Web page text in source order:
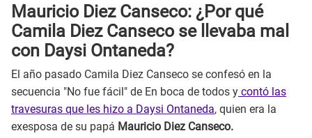
Mauricio Diez Canseco: ¿Por qué
Camila Diez Canseco se llevaba mal
con Daysi Ontaneda?
El año pasado Camila Diez Canseco se confesó en la
secuencia "No fue fácil" de En boca de todos y contó las
travesuras que les hizo a Daysi Ontaneda, quien era la
exesposa de su papá Mauricio Diez Canseco.